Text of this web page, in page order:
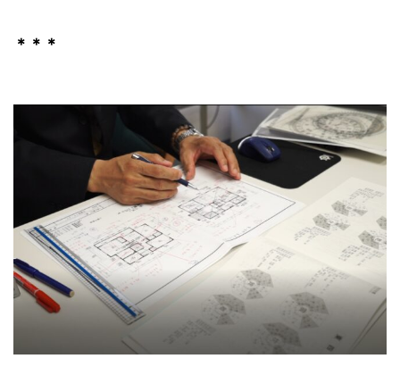
＊＊＊